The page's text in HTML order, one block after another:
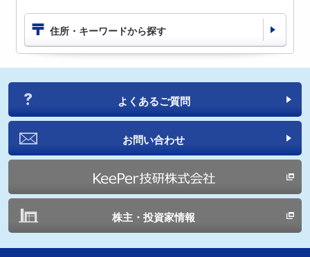
住所・キーワードから探す
よくあるご質問
お問い合わせ
株主・投資家情報